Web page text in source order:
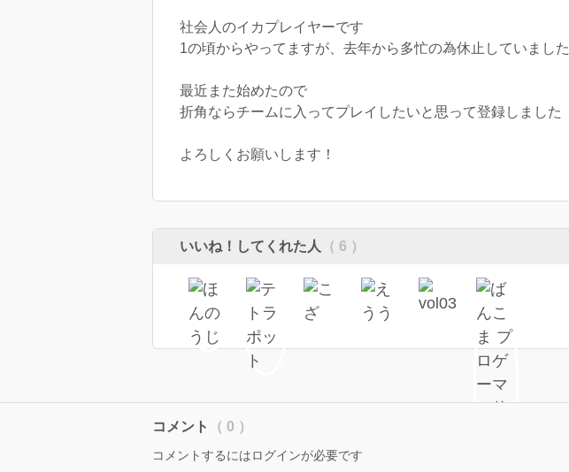
社会人のイカプレイヤーです
1の頃からやってますが、去年から多忙の為休止していました
最近また始めたので
折角ならチームに入ってプレイしたいと思って登録しました
よろしくお願いします！
いいね！してくれた人 （ 6 ）
コメント （ 0 ）
コメントするにはログインが必要です